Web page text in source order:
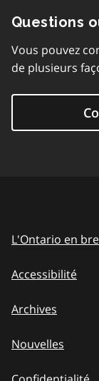
Questions
Vous pouvez
de plusieurs
L'Ontario en
Accessibilité
Archives
Nouvelles